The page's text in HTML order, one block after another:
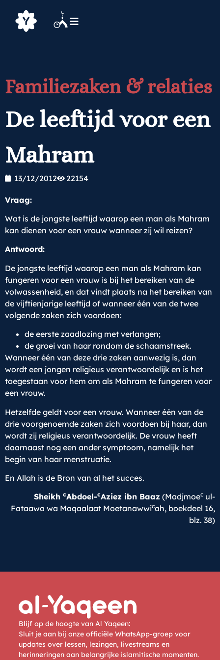
Familiezaken & relaties
De leeftijd voor een
Mahram
13/12/2012 22154
Vraag:
Wat is de jongste leeftijd waarop een man als Mahram
kan dienen voor een vrouw wanneer zij wil reizen?
Antwoord:
De jongste leeftijd waarop een man als Mahram kan
fungeren voor een vrouw is bij het bereiken van de
volwassenheid, en dat vindt plaats na het bereiken van
de vijftienjarige leeftijd of wanneer één van de twee
volgende zaken zich voordoen:
de eerste zaadlozing met verlangen;
de groei van haar rondom de schaamstreek.
Wanneer één van deze drie zaken aanwezig is, dan
wordt een jongen religieus verantwoordelijk en is het
toegestaan voor hem om als Mahram te fungeren voor
een vrouw.
Hetzelfde geldt voor een vrouw. Wanneer één van de
drie voorgenoemde zaken zich voordoen bij haar, dan
wordt zij religieus verantwoordelijk. De vrouw heeft
daarnaast nog een ander symptoom, namelijk het
begin van haar menstruatie.
En Allah is de Bron van al het succes.
Sheikh cAbdoel-cAziez ibn Baaz (Madjmoec ul-
Fataawa wa Maqaalaat Moetanawwicah, boekdeel 16,
blz. 38)
Blijf op de hoogte van Al Yaqeen:
Sluit je aan bij onze officiële WhatsApp-groep voor
updates over lessen, lezingen, livestreams en
herinneringen aan belangrijke islamitische momenten.